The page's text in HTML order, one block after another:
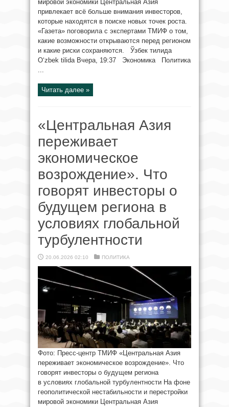
мировой экономики Центральная Азия
привлекает всё больше внимания инвесторов,
которые находятся в поиске новых точек роста.
«Газета» поговорила с экспертами ТМИФ о том,
какие возможности открываются перед регионом
и какие риски сохраняются. Ўзбек тилида
O‘zbek tilida Вчера, 19:37 Экономика Политика
...
Читать далее »
«Центральная Азия
переживает
экономическое
возрождение». Что
говорят инвесторы о
будущем региона в
условиях глобальной
турбулентности
20.06.2026 02:10 ПОЛИТИКА
Фото: Пресс-центр ТМИФ «Центральная Азия
переживает экономическое возрождение». Что
говорят инвесторы о будущем региона
в условиях глобальной турбулентности На фоне
геополитической нестабильности и перестройки
мировой экономики Центральная Азия